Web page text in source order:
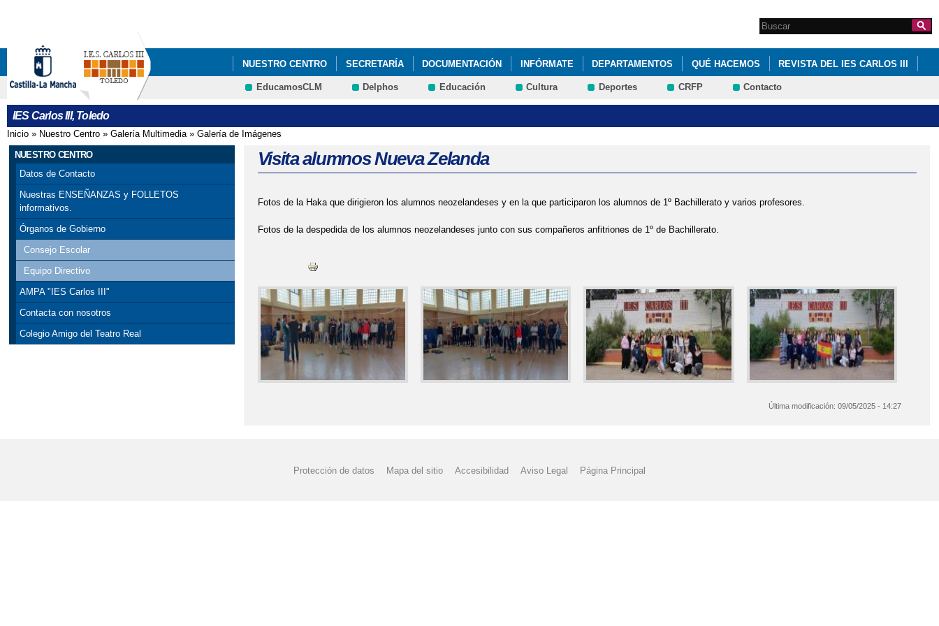
Formulario de
búsqueda
Search this site
NUESTRO CENTRO SECRETARÍA DOCUMENTACIÓN INFÓRMATE DEPARTAMENTOS QUÉ HACEMOS REVISTA DEL IES CARLOS III
EducamosCLM Delphos Educación Cultura Deportes CRFP Contacto
IES Carlos III, Toledo
Se encuentra usted aquí
Inicio » Nuestro Centro » Galería Multimedia» Galería de Imágenes
NUESTRO CENTRO
Datos de Contacto
Nuestras ENSEÑANZAS y FOLLETOS
informativos.
Órganos de Gobierno
Consejo Escolar
Equipo Directivo
AMPA "IES Carlos III"
Contacta con nosotros
Colegio Amigo del Teatro Real
Visita alumnos Nueva Zelanda
Fotos de la Haka que dirigieron los alumnos neozelandeses y en la que participaron los alumnos de 1º Bachillerato y varios profesores.
Fotos de la despedida de los alumnos neozelandeses junto con sus compañeros anfitriones de 1º de Bachillerato.
Última modificación:09/05/2025 - 14:27
Protección de datos Mapa del sitio Accesibilidad Aviso Legal Página Principal